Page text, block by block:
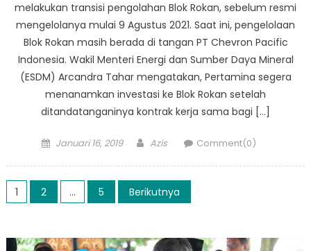
melakukan transisi pengolahan Blok Rokan, sebelum resmi
mengelolanya mulai 9 Agustus 2021. Saat ini, pengelolaan
Blok Rokan masih berada di tangan PT Chevron Pacific
Indonesia. Wakil Menteri Energi dan Sumber Daya Mineral
(ESDM) Arcandra Tahar mengatakan, Pertamina segera
menanamkan investasi ke Blok Rokan setelah
ditandatanganinya kontrak kerja sama bagi […]
Posted
Januari 16, 2019 Author
Azis Comment(0)
Paginasi
1 2 … 5 Berikutnya